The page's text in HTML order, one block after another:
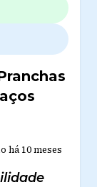
há 10 meses